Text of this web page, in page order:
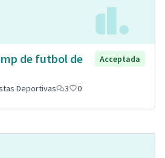
de futbol de
Acceptada
Deportivas 3 0